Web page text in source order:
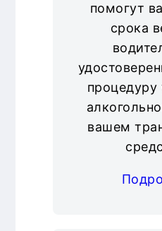
помогут
срока
процедуру
вашем